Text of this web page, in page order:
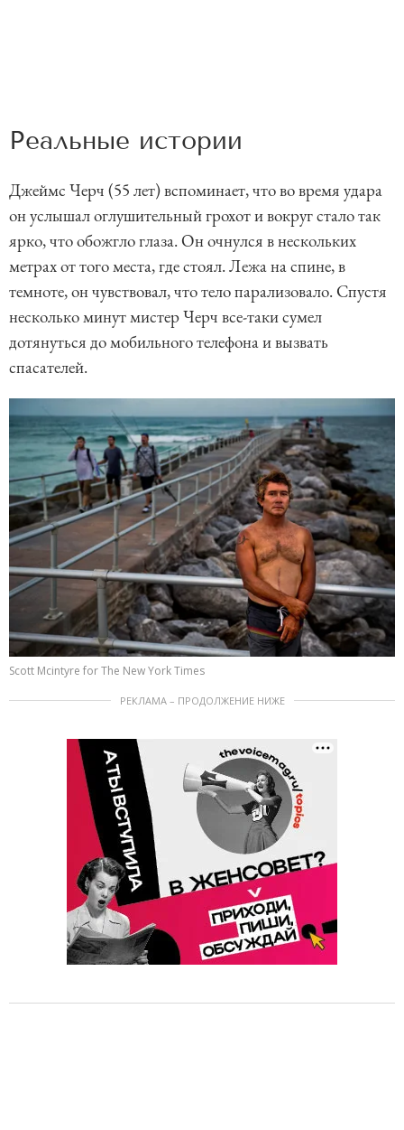
Реальные истории
Джеймс Черч (55 лет) вспоминает, что во время удара
он услышал оглушительный грохот и вокруг стало так
ярко, что обожгло глаза. Он очнулся в нескольких
метрах от того места, где стоял. Лежа на спине, в
темноте, он чувствовал, что тело парализовало. Спустя
несколько минут мистер Черч все-таки сумел
дотянуться до мобильного телефона и вызвать
спасателей.
Scott Mcintyre for The New York Times
РЕКЛАМА – ПРОДОЛЖЕНИЕ НИЖЕ